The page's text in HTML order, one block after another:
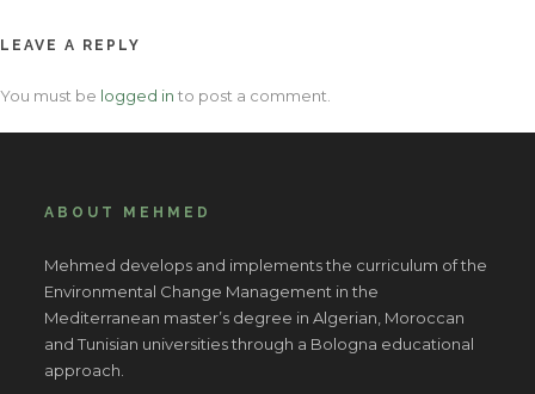
LEAVE A REPLY
You must be logged in to post a comment.
ABOUT MEHMED
Mehmed develops and implements the curriculum of the
Environmental Change Management in the
Mediterranean master’s degree in Algerian, Moroccan
and Tunisian universities through a Bologna educational
approach.